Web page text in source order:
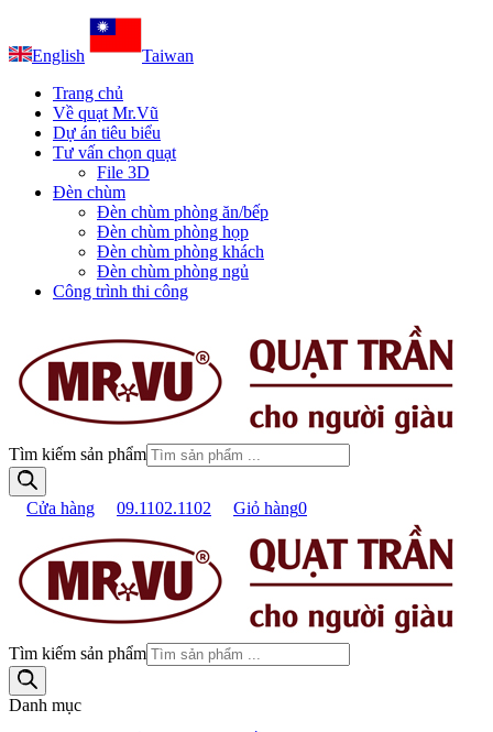
English
Taiwan
Trang chủ
Về quạt Mr.Vũ
Dự án tiêu biểu
Tư vấn chọn quạt
File 3D
Đèn chùm
Đèn chùm phòng ăn/bếp
Đèn chùm phòng họp
Đèn chùm phòng khách
Đèn chùm phòng ngủ
Công trình thi công
Tìm kiếm sản phẩm
Cửa hàng 09.1102.1102 Giỏ hàng0
Tìm kiếm sản phẩm
Danh mục